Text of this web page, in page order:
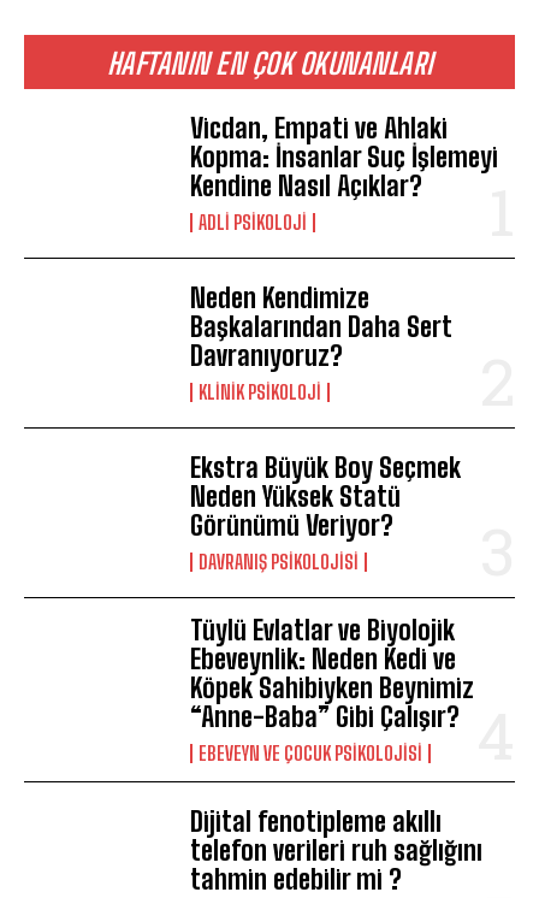
ABONE OL
Gizlilik politikasınıokudum, onaylıyorum.
HAFTANIN EN ÇOK OKUNANLARI
Vicdan, Empati ve Ahlaki
Kopma: İnsanlar Suç İşlemeyi
Kendine Nasıl Açıklar?
ADLI PSIKOLOJI
Neden Kendimize
Başkalarından Daha Sert
Davranıyoruz?
KLINIK PSIKOLOJI
Ekstra Büyük Boy Seçmek
Neden Yüksek Statü
Görünümü Veriyor?
DAVRANIŞ PSIKOLOJISI
Tüylü Evlatlar ve Biyolojik
Ebeveynlik: Neden Kedi ve
Köpek Sahibiyken Beynimiz
“Anne-Baba” Gibi Çalışır?
EBEVEYN VE ÇOCUK PSIKOLOJISI
Dijital fenotipleme akıllı
telefon verileri ruh sağlığını
tahmin edebilir mi ?